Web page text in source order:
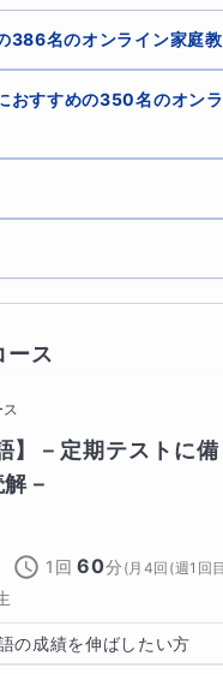
中の教科書を
歓迎です
々の声】
386名のオンライン家庭
おすすめの350名のオン
ース
】－定期テストに備
－
1回 60分 (月4回(週1回
の成績を伸ばしたい方